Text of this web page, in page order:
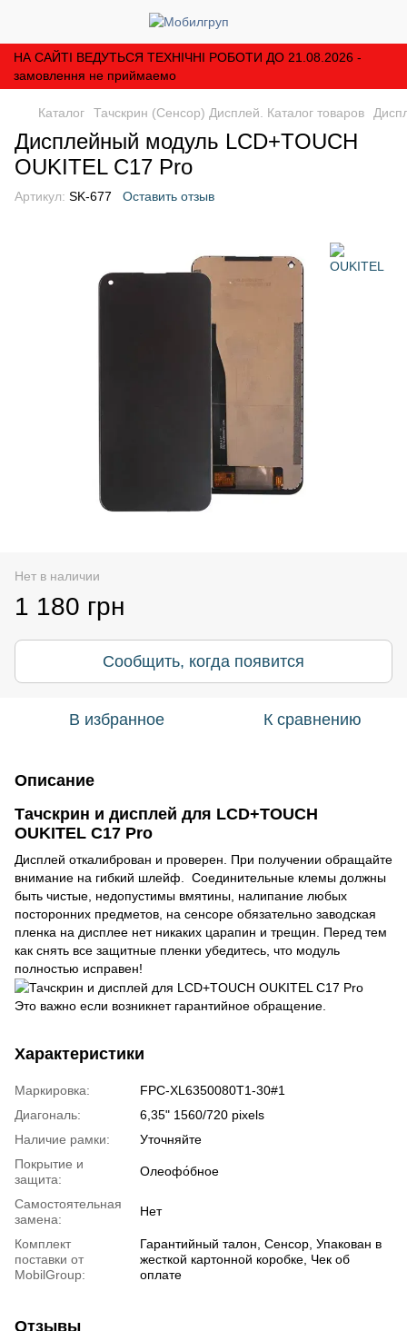
НА САЙТІ ВЕДУТЬСЯ ТЕХНІЧНІ РОБОТИ ДО 21.08.2026 -
замовлення не приймаемо
Каталог Тачскрин (Сенсор) Дисплей. Каталог товаров
Дисплейный модуль LCD+TOUCH
OUKITEL C17 Pro
Артикул: SK-677 Оставить отзыв
Нет в наличии
1 180 грн
Сообщить, когда появится
В избранное К сравнению
Описание
Тачскрин и дисплей для LCD+TOUCH
OUKITEL C17 Pro
Дисплей откалиброван и проверен. При получении обращайте
внимание на гибкий шлейф. Соединительные клемы должны
быть чистые, недопустимы вмятины, налипание любых
посторонних предметов, на сенсоре обязательно заводская
пленка на дисплее нет никаких царапин и трещин. Перед тем
как снять все защитные пленки убедитесь, что модуль
полностью исправен!
Это важно если возникнет гарантийное обращение.
Характеристики
Маркировка:
FPC-XL6350080T1-30#1
Диагональ:
6,35" 1560/720 pixels
Наличие рамки:
Уточняйте
Покрытие и
защита:
Олеофо́бное
Самостоятельная
замена:
Нет
Комплект
поставки от
MobilGroup:
Гарантийный талон, Сенсор, Упакован в
жесткой картонной коробке, Чек об
оплате
Отзывы